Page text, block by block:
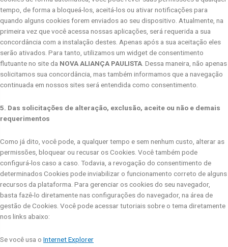
tempo, de forma a bloqueá-los, aceitá-los ou ativar notificações para
quando alguns cookies forem enviados ao seu dispositivo. Atualmente, na
primeira vez que você acessa nossas aplicações, será requerida a sua
concordância com a instalação destes. Apenas após a sua aceitação eles
serão ativados. Para tanto, utilizamos um widget de consentimento
flutuante no site da NOVA ALIANÇA PAULISTA. Dessa maneira, não apenas
solicitamos sua concordância, mas também informamos que a navegação
continuada em nossos sites será entendida como consentimento.
5. Das solicitações de alteração, exclusão, aceite ou não e demais
requerimentos
Como já dito, você pode, a qualquer tempo e sem nenhum custo, alterar as
permissões, bloquear ou recusar os Cookies. Você também pode
configurá-los caso a caso. Todavia, a revogação do consentimento de
determinados Cookies pode inviabilizar o funcionamento correto de alguns
recursos da plataforma. Para gerenciar os cookies do seu navegador,
basta fazê-lo diretamente nas configurações do navegador, na área de
gestão de Cookies. Você pode acessar tutoriais sobre o tema diretamente
nos links abaixo:
Se você usa o Internet Explorer